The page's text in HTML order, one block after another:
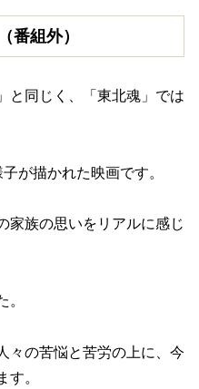
番組外）
と同じく、「東北魂」では
が描かれた映画です。
家族の思いをリアルに感じ
。
々の苦悩と苦労の上に、今
す。